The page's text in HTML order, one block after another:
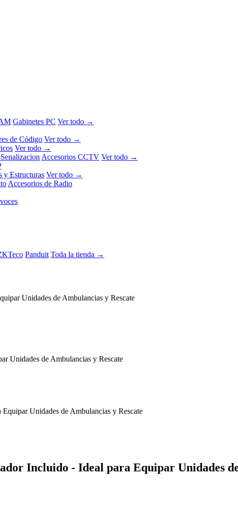
Gabinetes PC Ver todo →
de Código Ver todo →
Ver todo →
Accesorios CCTV Ver todo →
y Estructuras Ver todo →
Accesorios de Radio
Panduit Toda la tienda →
Unidades de Ambulancias y Rescate
Incluido - Ideal para Equipar Unidades